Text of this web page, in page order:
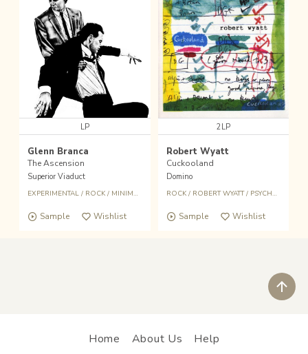
LP
Glenn Branca
The Ascension
Superior Viaduct
EXPERIMENTAL/ ROCK/ MINIMAL
Sample Wishlist
2LP
Robert Wyatt
Cuckooland
Domino
ROCK/ ROBERT WYATT/ PSYCHEDELIC
Sample Wishlist
Home About Us
Help